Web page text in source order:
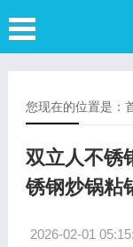
您现在的位置是：
双立人不锈
锈钢炒锅粘
2026-02-01